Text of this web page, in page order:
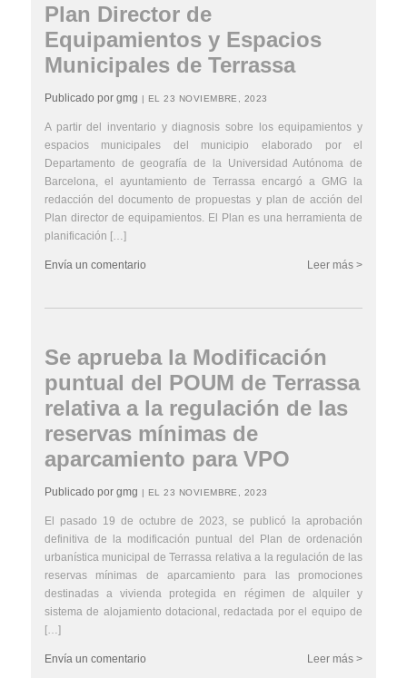
Plan Director de
Equipamientos y Espacios
Municipales de Terrassa
Publicado por gmg | EL 23 NOVIEMBRE, 2023
A partir del inventario y diagnosis sobre los equipamientos y
espacios municipales del municipio elaborado por el
Departamento de geografía de la Universidad Autónoma de
Barcelona, el ayuntamiento de Terrassa encargó a GMG la
redacción del documento de propuestas y plan de acción del
Plan director de equipamientos. El Plan es una herramienta de
planificación […]
Leer más >
Envía un comentario
Se aprueba la Modificación
puntual del POUM de Terrassa
relativa a la regulación de las
reservas mínimas de
aparcamiento para VPO
Publicado por gmg | EL 23 NOVIEMBRE, 2023
El pasado 19 de octubre de 2023, se publicó la aprobación
definitiva de la modificación puntual del Plan de ordenación
urbanística municipal de Terrassa relativa a la regulación de las
reservas mínimas de aparcamiento para las promociones
destinadas a vivienda protegida en régimen de alquiler y
sistema de alojamiento dotacional, redactada por el equipo de
[…]
Leer más >
Envía un comentario